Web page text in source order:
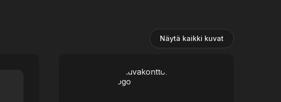
Näytä kaikki kuvat